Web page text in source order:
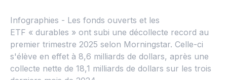
Infographies - Les fonds ouverts et les
ETF « durables » ont subi une décollecte record au
premier trimestre 2025 selon Morningstar. Celle-ci
s'élève en effet à 8,6 milliards de dollars, après une
collecte nette de 18,1 milliards de dollars sur les trois